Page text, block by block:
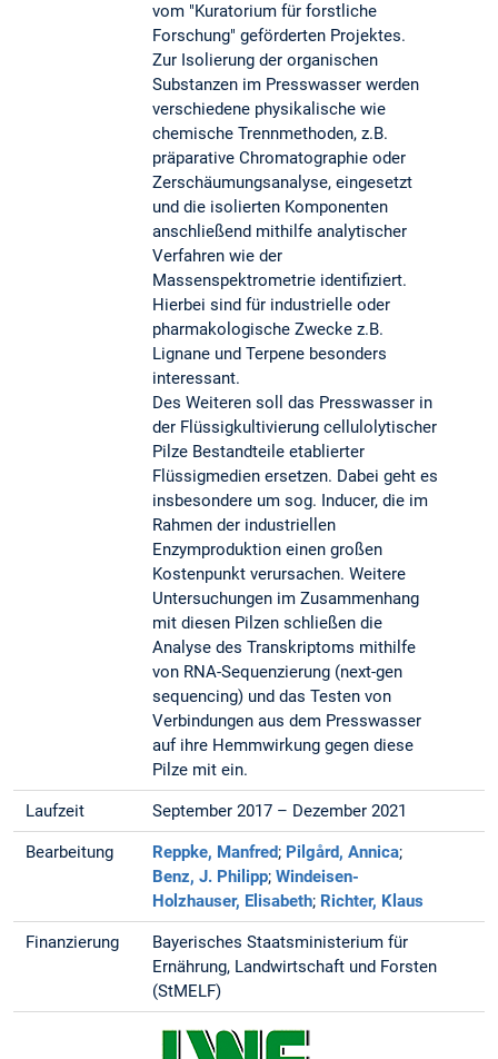
vom "Kuratorium für forstliche
Forschung" geförderten Projektes.
Zur Isolierung der organischen
Substanzen im Presswasser werden
verschiedene physikalische wie
chemische Trennmethoden, z.B.
präparative Chromatographie oder
Zerschäumungsanalyse, eingesetzt
und die isolierten Komponenten
anschließend mithilfe analytischer
Verfahren wie der
Massenspektrometrie identifiziert.
Hierbei sind für industrielle oder
pharmakologische Zwecke z.B.
Lignane und Terpene besonders
interessant.
Des Weiteren soll das Presswasser in
der Flüssigkultivierung cellulolytischer
Pilze Bestandteile etablierter
Flüssigmedien ersetzen. Dabei geht es
insbesondere um sog. Inducer, die im
Rahmen der industriellen
Enzymproduktion einen großen
Kostenpunkt verursachen. Weitere
Untersuchungen im Zusammenhang
mit diesen Pilzen schließen die
Analyse des Transkriptoms mithilfe
von RNA-Sequenzierung (next-gen
sequencing) und das Testen von
Verbindungen aus dem Presswasser
auf ihre Hemmwirkung gegen diese
Pilze mit ein.
Laufzeit September 2017 – Dezember 2021
Bearbeitung Reppke, Manfred; Pilgård, Annica;
Benz, J. Philipp;Windeisen-
Holzhauser, Elisabeth; Richter, Klaus
Finanzierung
Bayerisches Staatsministerium für
Ernährung, Landwirtschaft und Forsten
(StMELF)